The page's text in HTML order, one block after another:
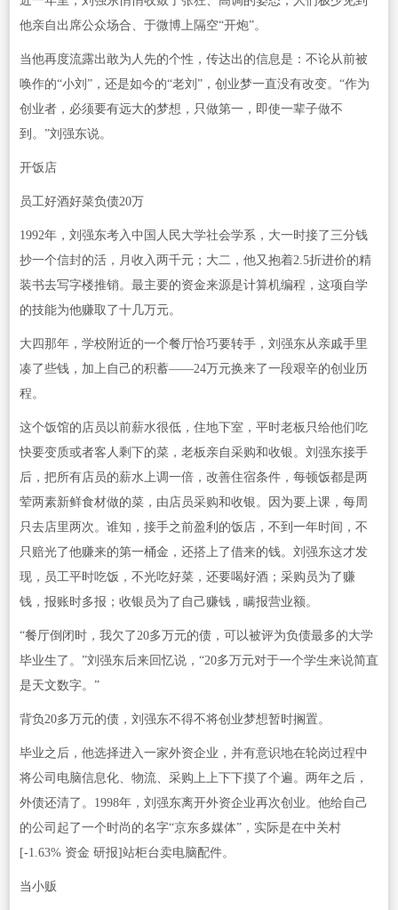
他亲自出席公众场合、于微博上隔空“开炮”。
当他再度流露出敢为人先的个性，传达出的信息是：不论从前被
唤作的“小刘”，还是如今的“老刘”，创业梦一直没有改变。“作为
创业者，必须要有远大的梦想，只做第一，即使一辈子做不
到。”刘强东说。
开饭店
员工好酒好菜负债20万
1992年，刘强东考入中国人民大学社会学系，大一时接了三分钱
抄一个信封的活，月收入两千元；大二，他又抱着2.5折进价的精
装书去写字楼推销。最主要的资金来源是计算机编程，这项自学
的技能为他赚取了十几万元。
大四那年，学校附近的一个餐厅恰巧要转手，刘强东从亲戚手里
凑了些钱，加上自己的积蓄——24万元换来了一段艰辛的创业历
程。
这个饭馆的店员以前薪水很低，住地下室，平时老板只给他们吃
快要变质或者客人剩下的菜，老板亲自采购和收银。刘强东接手
后，把所有店员的薪水上调一倍，改善住宿条件，每顿饭都是两
荤两素新鲜食材做的菜，由店员采购和收银。因为要上课，每周
只去店里两次。谁知，接手之前盈利的饭店，不到一年时间，不
只赔光了他赚来的第一桶金，还搭上了借来的钱。刘强东这才发
现，员工平时吃饭，不光吃好菜，还要喝好酒；采购员为了赚
钱，报账时多报；收银员为了自己赚钱，瞒报营业额。
“餐厅倒闭时，我欠了20多万元的债，可以被评为负债最多的大学
毕业生了。”刘强东后来回忆说，“20多万元对于一个学生来说简直
是天文数字。”
背负20多万元的债，刘强东不得不将创业梦想暂时搁置。
毕业之后，他选择进入一家外资企业，并有意识地在轮岗过程中
将公司电脑信息化、物流、采购上上下下摸了个遍。两年之后，
外债还清了。1998年，刘强东离开外资企业再次创业。他给自己
的公司起了一个时尚的名字“京东多媒体”，实际是在中关村
[-1.63% 资金 研报]站柜台卖电脑配件。
当小贩